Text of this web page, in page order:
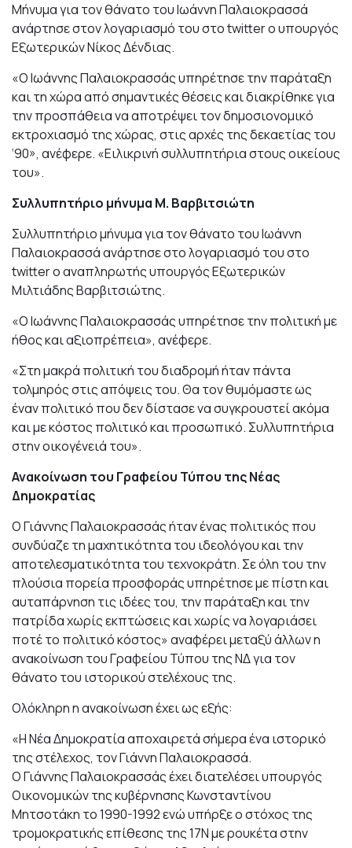
Μήνυμα για τον θάνατο του Ιωάννη Παλαιοκρασσά
ανάρτησε στον λογαριασμό του στο twitter ο υπουργός
Εξωτερικών Νίκος Δένδιας.
«Ο Ιωάννης Παλαιοκρασσάς υπηρέτησε την παράταξη
και τη χώρα από σημαντικές θέσεις και διακρίθηκε για
την προσπάθεια να αποτρέψει τον δημοσιονομικό
εκτροχιασμό της χώρας, στις αρχές της δεκαετίας του
‘90», ανέφερε. «Ειλικρινή συλλυπητήρια στους οικείους
του».
Συλλυπητήριο μήνυμα Μ. Βαρβιτσιώτη
Συλλυπητήριο μήνυμα για τον θάνατο του Ιωάννη
Παλαιοκρασσά ανάρτησε στο λογαριασμό του στο
twitter ο αναπληρωτής υπουργός Εξωτερικών
Μιλτιάδης Βαρβιτσιώτης.
«Ο Ιωάννης Παλαιοκρασσάς υπηρέτησε την πολιτική με
ήθος και αξιοπρέπεια», ανέφερε.
«Στη μακρά πολιτική του διαδρομή ήταν πάντα
τολμηρός στις απόψεις του. Θα τον θυμόμαστε ως
έναν πολιτικό που δεν δίστασε να συγκρουστεί ακόμα
και με κόστος πολιτικό και προσωπικό. Συλλυπητήρια
στην οικογένειά του».
Ανακοίνωση του Γραφείου Τύπου της Νέας
Δημοκρατίας
Ο Γιάννης Παλαιοκρασσάς ήταν ένας πολιτικός που
συνδύαζε τη μαχητικότητα του ιδεολόγου και την
αποτελεσματικότητα του τεχνοκράτη. Σε όλη του την
πλούσια πορεία προσφοράς υπηρέτησε με πίστη και
αυταπάρνηση τις ιδέες του, την παράταξη και την
πατρίδα χωρίς εκπτώσεις και χωρίς να λογαριάσει
ποτέ το πολιτικό κόστος» αναφέρει μεταξύ άλλων η
ανακοίνωση του Γραφείου Τύπου της ΝΔ για τον
θάνατο του ιστορικού στελέχους της.
Ολόκληρη η ανακοίνωση έχει ως εξής:
«Η Νέα Δημοκρατία αποχαιρετά σήμερα ένα ιστορικό
της στέλεχος, τον Γιάννη Παλαιοκρασσά.
Ο Γιάννης Παλαιοκρασσάς έχει διατελέσει υπουργός
Οικονομικών της κυβέρνησης Κωνσταντίνου
Μητσοτάκη το 1990-1992 ενώ υπήρξε ο στόχος της
τρομοκρατικής επίθεσης της 17Ν με ρουκέτα στην